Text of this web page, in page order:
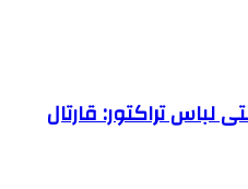
لباس تراکتور: قارتال